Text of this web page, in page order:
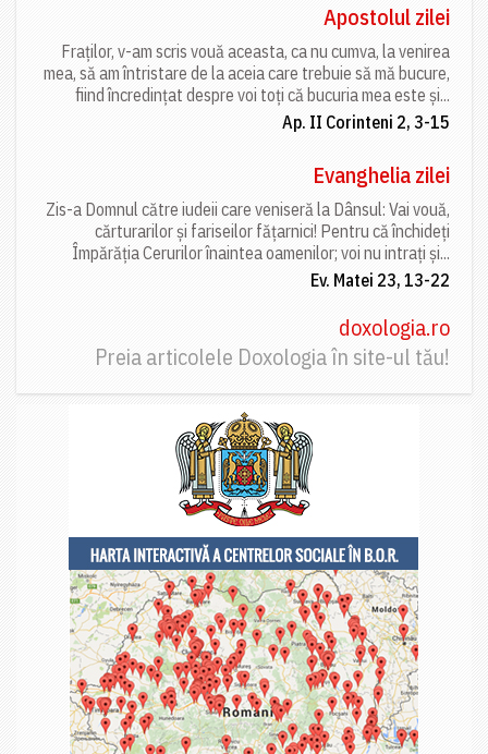
Apostolul zilei
Fraților, v-am scris vouă aceasta, ca nu cumva, la venirea
mea, să am întristare de la aceia care trebuie să mă bucure,
fiind încredințat despre voi toți că bucuria mea este și...
Ap. II Corinteni 2, 3-15
Evanghelia zilei
Zis-a Domnul către iudeii care veniseră la Dânsul: Vai vouă,
cărturarilor și fariseilor fățarnici! Pentru că închideți
Împărăția Cerurilor înaintea oamenilor; voi nu intrați și...
Ev. Matei 23, 13-22
doxologia.ro
Preia articolele Doxologia în site-ul tău!